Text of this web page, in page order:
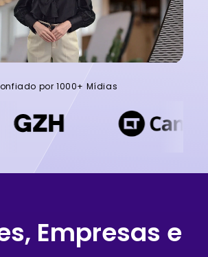
por 1000+ Mídias
Empresas e